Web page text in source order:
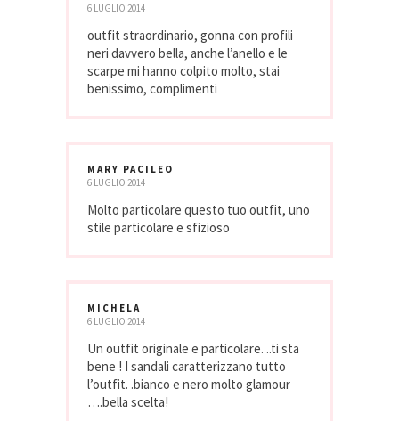
6 LUGLIO 2014
outfit straordinario, gonna con profili
neri davvero bella, anche l’anello e le
scarpe mi hanno colpito molto, stai
benissimo, complimenti
MARY PACILEO
6 LUGLIO 2014
Molto particolare questo tuo outfit, uno
stile particolare e sfizioso
MICHELA
6 LUGLIO 2014
Un outfit originale e particolare. ..ti sta
bene ! I sandali caratterizzano tutto
l’outfit. .bianco e nero molto glamour
….bella scelta!